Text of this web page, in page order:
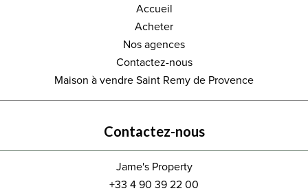
Accueil
Acheter
Nos agences
Contactez-nous
Maison à vendre Saint Remy de Provence
Contactez-nous
Jame's Property
+33 4 90 39 22 00